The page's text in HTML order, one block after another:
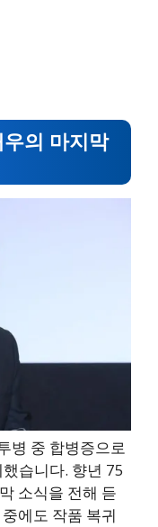
의 마지막
병 중 합병증으로
습니다. 향년 75
소식을 전해 듣
에도 작품 복귀